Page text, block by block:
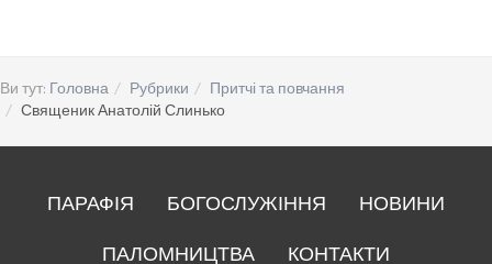
Ви тут: Головна Рубрики
Притчі та повчання
Священик Анатолій Слинько
ПАРАФІЯ БОГОСЛУЖІННЯ
НОВИНИ
ПАЛОМНИЦТВА
КОНТАКТИ